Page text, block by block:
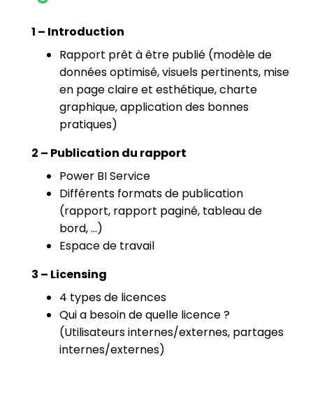
1 – Introduction
Rapport prêt à être publié (modèle de
données optimisé, visuels pertinents, mise
en page claire et esthétique, charte
graphique, application des bonnes
pratiques)
2 – Publication du rapport
Power BI Service
Différents formats de publication
(rapport, rapport paginé, tableau de
bord, …)
Espace de travail
3 – Licensing
4 types de licences
Qui a besoin de quelle licence ?
(Utilisateurs internes/externes, partages
internes/externes)